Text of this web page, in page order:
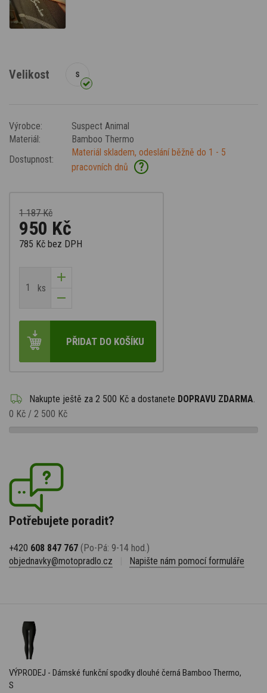
Velikost
Výrobce:
Suspect Animal
Materiál:
Bamboo Thermo
Dostupnost:
Materiál skladem, odeslání běžně do 1 - 5
pracovních dnů
?
1 187 Kč
950 Kč
785 Kč bez DPH
ks
PŘIDAT DO KOŠÍKU
Nakupte ještě za 2 500 Kč a dostanete DOPRAVU ZDARMA
0 Kč / 2 500 Kč
Potřebujete poradit?
+420 608 847 767 (Po-Pá: 9-14 hod.)
objednavky@motopradlo.cz
Napište nám pomocí formuláře
VÝPRODEJ - Dámské funkční spodky dlouhé černá Bamboo Thermo,
S